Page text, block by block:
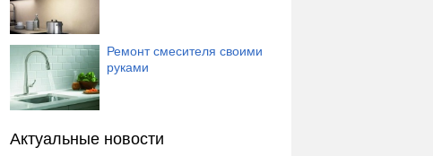
Ремонт смесителя своими
руками
Актуальные новости